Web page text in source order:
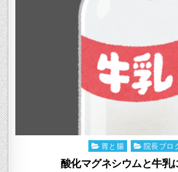
Posted
in
胃と腸 院長ブロ
酸化マグネシウムと牛乳